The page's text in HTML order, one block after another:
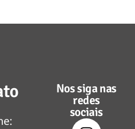
Nos siga nas
redes
sociais